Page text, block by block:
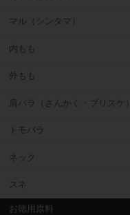
マル（シンタマ）
内もも
外もも
肩バラ（さんかく・ブリスケ）
トモバラ
ネック
スネ
お徳用原料